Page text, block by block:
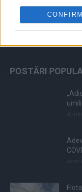
CONFIRM
POSTĂRI